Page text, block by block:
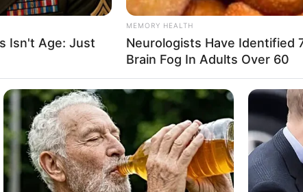
encontraram os 70 mil dólares escondidos no
houve contradição entre as versões
levados para a delegacia da Polícia Federal
de lavagem de dinheiro, previsto no art. 1° da
Isn't Age: Just
MEMORY HEALTH
Neurologists Have Identified
Brain Fog In Adults Over 60